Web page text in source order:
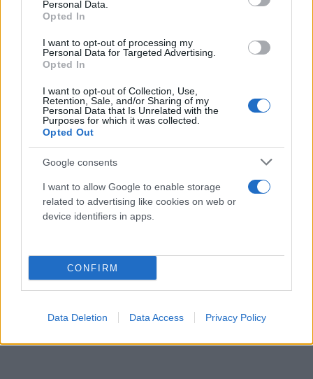
Personal Data.
Opted In
I want to opt-out of processing my
Personal Data for Targeted Advertising.
Opted In
I want to opt-out of Collection, Use,
Retention, Sale, and/or Sharing of my
Personal Data that Is Unrelated with the
Purposes for which it was collected.
Opted Out
Google consents
I want to allow Google to enable storage
related to advertising like cookies on web or
device identifiers in apps.
CONFIRM
Data Deletion Data Access Privacy Policy